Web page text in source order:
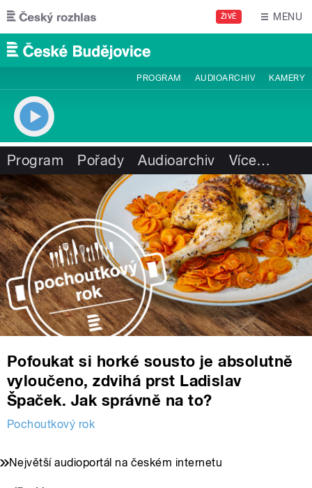
Přejít k hlavnímu obsahu
ŽIVĚ MENU
PROGRAM AUDIOARCHIV KAMERY
Program Pořady Audioarchiv Více…
Pofoukat si horké sousto je absolutně
vyloučeno, zdvihá prst Ladislav
Špaček. Jak správně na to?
Pochoutkový rok
Největší audioportál na českém internetu